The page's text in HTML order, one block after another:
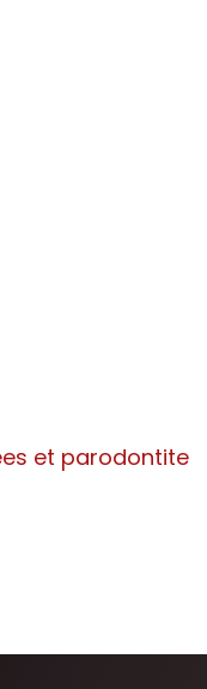
et parodontite